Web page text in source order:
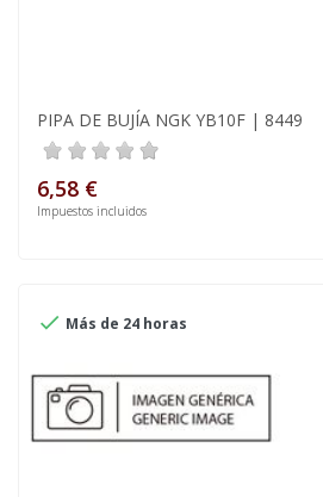
PIPA DE BUJÍA NGK YB10F | 8449
6,58 €
Impuestos incluidos
 Más de 24 horas